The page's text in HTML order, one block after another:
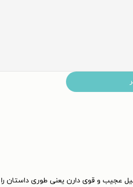
عجیب و قوی دارن یعنی طوری داستان را